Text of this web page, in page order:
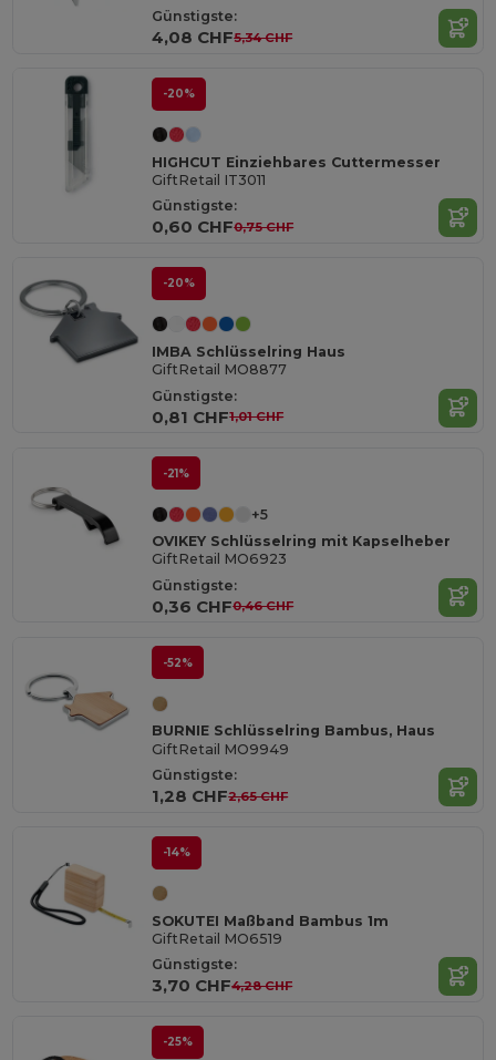
Günstigste:
4,08 CHF5,34 CHF
-20%
HIGHCUT Einziehbares Cuttermesser
GiftRetail IT3011
Günstigste:
0,60 CHF0,75 CHF
-20%
IMBA Schlüsselring Haus
GiftRetail MO8877
Günstigste:
0,81 CHF1,01 CHF
-21%
+5
OVIKEY Schlüsselring mit Kapselheber
GiftRetail MO6923
Günstigste:
0,36 CHF0,46 CHF
-52%
BURNIE Schlüsselring Bambus, Haus
GiftRetail MO9949
Günstigste:
1,28 CHF2,65 CHF
-14%
SOKUTEI Maßband Bambus 1m
GiftRetail MO6519
Günstigste:
3,70 CHF4,28 CHF
-25%